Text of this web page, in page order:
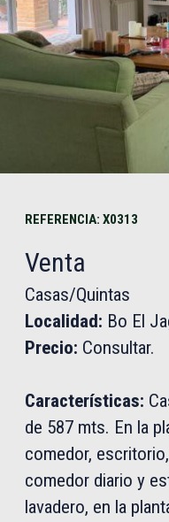
REFERENCIA: X0313
Venta
Casas/Quintas
Localidad: Bo El
Precio: Consultar.
Características:
de 587 mts. En la
comedor,
comedor diario y
lavadero, en la